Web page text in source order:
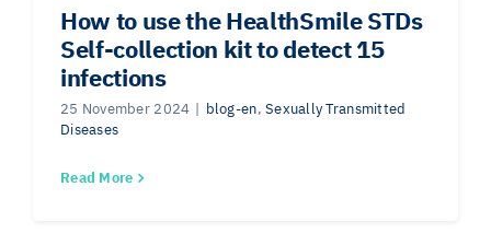
How to use the HealthSmile STDs
Self-collection kit to detect 15
infections
25 November 2024 | blog-en,Sexually Transmitted
Diseases
Read More